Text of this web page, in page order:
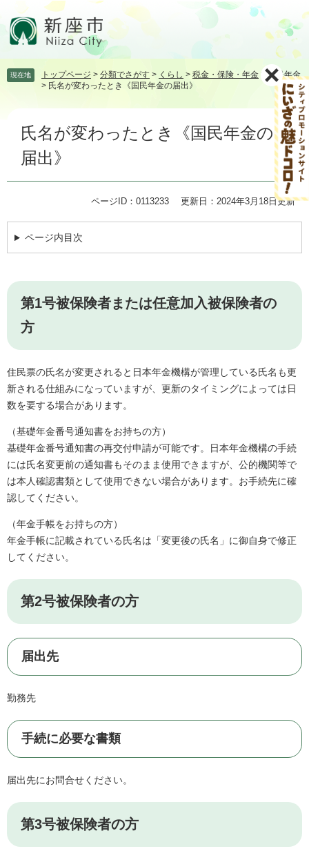
頭飛 現在地 トップページ > 分類でさがす > くらし > 税金・保険・年金 >国民年金
> 氏名が変わったとき《国民年金の届出》
氏名が変わったとき《国民年金の
届出》
ページID：0113233 更新日：2024年3月18日更新
ページ内目次
第1号被保険者または任意加入被保険者の
方
住民票の氏名が変更されると日本年金機構が管理している氏名も更
新される仕組みになっていますが、更新のタイミングによっては日
数を要する場合があります。
（基礎年金番号通知書をお持ちの方）
基礎年金番号通知書の再交付申請が可能です。日本年金機構の手続
には氏名変更前の通知書もそのまま使用できますが、公的機関等で
は本人確認書類として使用できない場合があります。お手続先に確
認してください。
（年金手帳をお持ちの方）
年金手帳に記載されている氏名は「変更後の氏名」に御自身で修正
してください。
第2号被保険者の方
届出先
勤務先
手続に必要な書類
届出先にお問合せください。
第3号被保険者の方